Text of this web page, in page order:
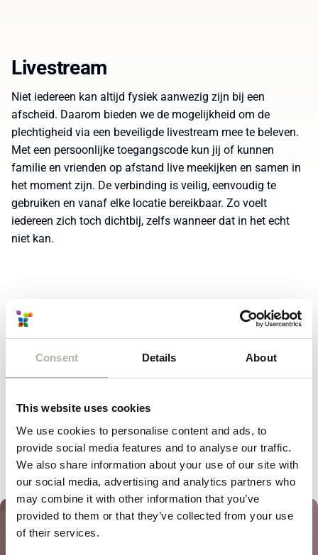
Consent Details About
This website uses cookies
We use cookies to personalise content and ads, to
provide social media features and to analyse our traffic.
We also share information about your use of our site with
our social media, advertising and analytics partners who
may combine it with other information that you’ve
provided to them or that they’ve collected from your use
of their services.
Livestream
Niet iedereen kan altijd fysiek aanwezig zijn bij een
afscheid. Daarom bieden we de mogelijkheid om de
plechtigheid via een beveiligde livestream mee te beleven.
Met een persoonlijke toegangscode kun jij of kunnen
familie en vrienden op afstand live meekijken en samen in
het moment zijn. De verbinding is veilig, eenvoudig te
gebruiken en vanaf elke locatie bereikbaar. Zo voelt
iedereen zich toch dichtbij, zelfs wanneer dat in het echt
niet kan.